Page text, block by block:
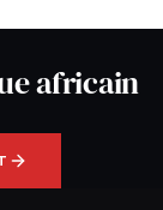
africain